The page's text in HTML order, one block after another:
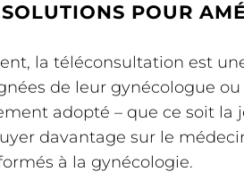
POUR
la téléconsultation est
de leur gynécologue
adopté – que ce soit
davantage sur le
à la gynécologie.